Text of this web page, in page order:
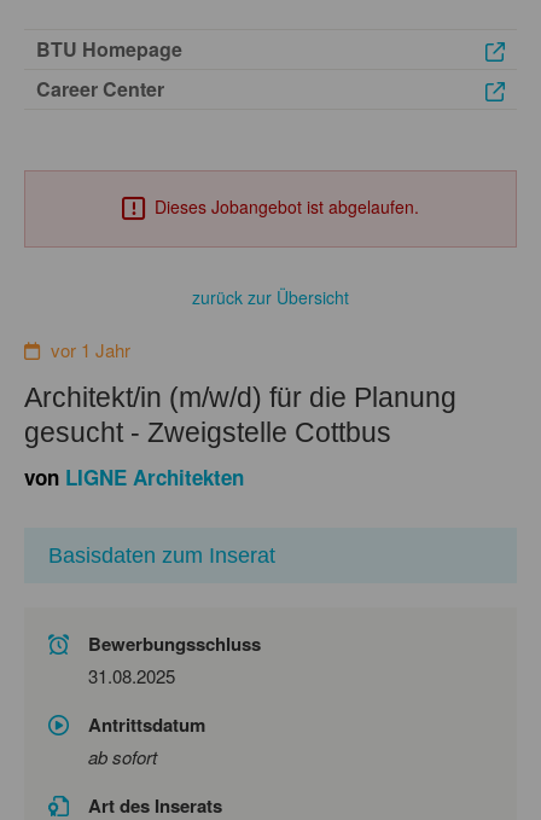
BTU Homepage
Career Center
Dieses Jobangebot ist abgelaufen.
zurück zur Übersicht
vor 1 Jahr
Architekt/in (m/w/d) für die Planung
gesucht - Zweigstelle Cottbus
von LIGNE Architekten
Basisdaten zum Inserat
Bewerbungsschluss
31.08.2025
Antrittsdatum
ab sofort
Art des Inserats